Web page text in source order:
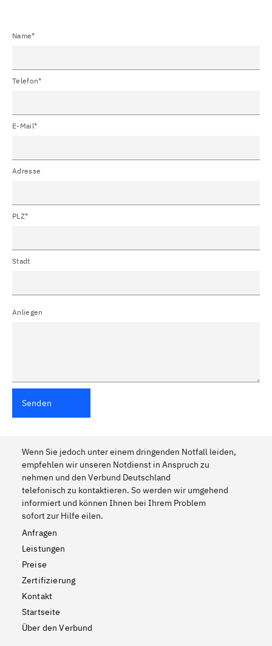
Name*
Telefon*
E-Mail*
Adresse
PLZ*
Stadt
Anliegen
Senden
Wenn Sie jedoch unter einem dringenden Notfall leiden,
empfehlen wir unseren Notdienst in Anspruch zu
nehmen und den Verbund Deutschland
telefonisch zu kontaktieren. So werden wir umgehend
informiert und können Ihnen bei Ihrem Problem
sofort zur Hilfe eilen.
Anfragen
Leistungen
Preise
Zertifizierung
Kontakt
Startseite
Über den Verbund